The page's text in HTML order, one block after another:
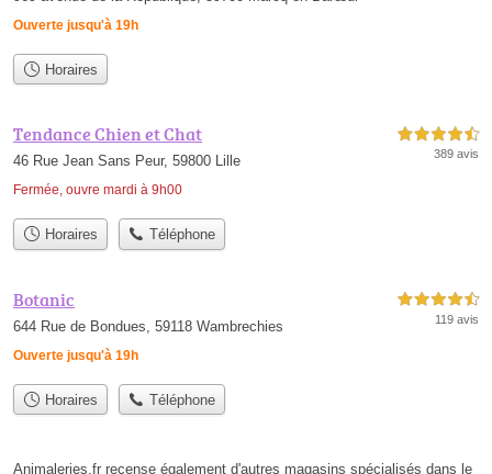
Ouverte jusqu'à 19h
Horaires
Tendance Chien et Chat
46 Rue Jean Sans Peur, 59800 Lille
Fermée, ouvre mardi à 9h00
4,5 étoiles sur 5
389 avis
Horaires Téléphone
Botanic
644 Rue de Bondues, 59118 Wambrechies
Ouverte jusqu'à 19h
4,5 étoiles sur 5
119 avis
Horaires Téléphone
Animaleries.fr recense également d'autres magasins spécialisés dans le